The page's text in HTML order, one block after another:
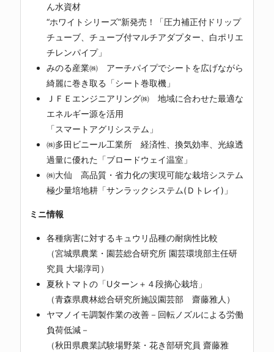
ん水資材
“ホワイトシリーズ”新発売！「圧力補正付ドリップ
チューブ、チューブ付マルチアダプター、白ポリエ
チレンパイプ」
みのる産業㈱ アーチパイプでシートを広げながら
綺麗に巻き取る「シート巻取機」
ＪＦＥエンジニアリング㈱ 地域に合わせた最適な
エネルギー源を活用
「スマートアグリシステム」
㈱多田ビニール工業所 経済性、換気効率、光線透
過量に優れた「ブロードウェイ温室」
㈱大仙 高品質・省力化の実現可能な栽培システム
極少量培地耕「サンラックシステム(Ｄトレイ)」
ミニ情報
各種病害に対するキュウリ品種の耐病性比較
（宮城県農業・園芸総合研究所 園芸環境部主任研
究員 大場淳司）
夏秋トマトの「Uターン＋４段摘心栽培」
（青森県農林総合研究所施設園芸部 齋藤雅人）
ヤマノイモ調製作業の改善－回転ノズルによる労働
負荷低減－
（秋田県農業試験場野菜・花き部研究員 齋藤雅